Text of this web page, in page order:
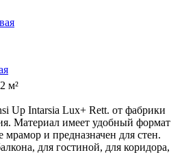
м²
Up Intarsia Lux+ Rett. от фабрики
Материал имеет удобный формат
и предназначен для стен.
для гостиной, для коридора,